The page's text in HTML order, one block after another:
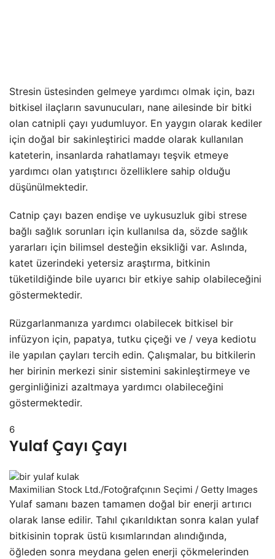
Stresin üstesinden gelmeye yardımcı olmak için, bazı
bitkisel ilaçların savunucuları, nane ailesinde bir bitki
olan catnipli çayı yudumluyor. En yaygın olarak kediler
için doğal bir sakinleştirici madde olarak kullanılan
kateterin, insanlarda rahatlamayı teşvik etmeye
yardımcı olan yatıştırıcı özelliklere sahip olduğu
düşünülmektedir.
Catnip çayı bazen endişe ve uykusuzluk gibi strese
bağlı sağlık sorunları için kullanılsa da, sözde sağlık
yararları için bilimsel desteğin eksikliği var. Aslında,
katet üzerindeki yetersiz araştırma, bitkinin
tüketildiğinde bile uyarıcı bir etkiye sahip olabileceğini
göstermektedir.
Rüzgarlanmanıza yardımcı olabilecek bitkisel bir
infüzyon için, papatya, tutku çiçeği ve / veya kediotu
ile yapılan çayları tercih edin. Çalışmalar, bu bitkilerin
her birinin merkezi sinir sistemini sakinleştirmeye ve
gerginliğinizi azaltmaya yardımcı olabileceğini
göstermektedir.
6
Yulaf Çayı Çayı
Maximilian Stock Ltd./Fotoğrafçının Seçimi / Getty Images
Yulaf samanı bazen tamamen doğal bir enerji artırıcı
olarak lanse edilir. Tahıl çıkarıldıktan sonra kalan yulaf
bitkisinin toprak üstü kısımlarından alındığında,
öğleden sonra meydana gelen enerji çökmelerinden